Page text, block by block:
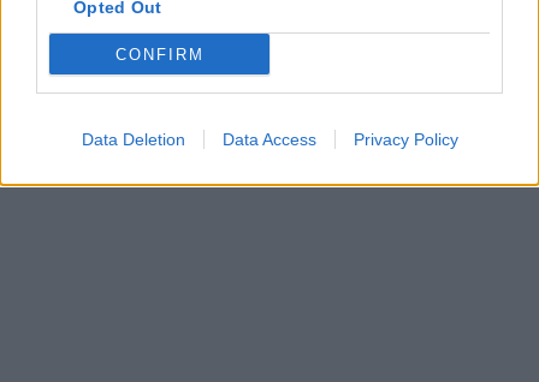
Opted Out
CONFIRM
Data Deletion Data Access Privacy Policy
Dire «merci» pour cette traduction